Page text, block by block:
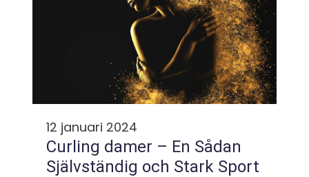
12 januari 2024
Curling damer – En Sådan
Självständig och Stark Sport